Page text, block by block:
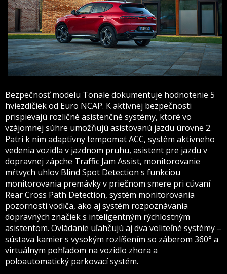
Bezpečnosť modelu Tonale dokumentuje hodnotenie 5
hviezdičiek od Euro NCAP. K aktívnej bezpečnosti
prispievajú rozličné asistenčné systémy, ktoré vo
vzájomnej súhre umožňujú asistovanú jazdu úrovne 2.
Patrí k nim adaptívny tempomat ACC, systém aktívneho
vedenia vozidla v jazdnom pruhu, asistent pre jazdu v
dopravnej zápche Traffic Jam Assist, monitorovanie
mŕtvych uhlov Blind Spot Detection s funkciou
monitorovania premávky v priečnom smere pri cúvaní
Rear Cross Path Detection, systém monitorovania
pozornosti vodiča, ako aj systém rozpoznávania
dopravných značiek s inteligentným rýchlostným
asistentom. Ovládanie uľahčujú aj dva voliteľné systémy –
sústava kamier s vysokým rozlíšením so záberom 360° a
virtuálnym pohľadom na vozidlo zhora a
poloautomatický parkovací systém.